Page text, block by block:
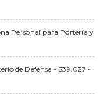
Personal para Portería y
de Defensa - $39.027 -